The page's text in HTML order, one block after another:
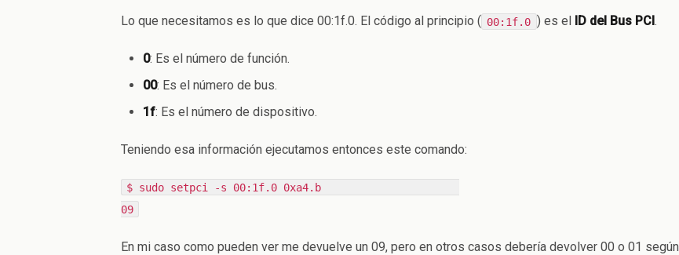
Lo que necesitamos es lo que dice 00:1f.0. El código al principio ( 00:1f.0 ) es el ID del Bus PCI .
0: Es el número de función.
00: Es el número de bus.
1f: Es el número de dispositivo.
Teniendo esa información ejecutamos entonces este comando:
$ sudo setpci -s 00:1f.0 0xa4.b
09
En mi caso como pueden ver me devuelve un 09, pero en otros casos debería devolver 00 o 01 según